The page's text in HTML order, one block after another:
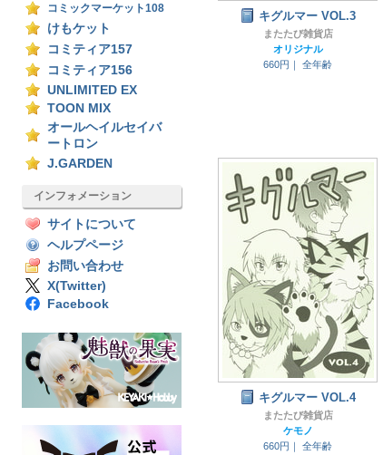
コミックマーケット108
けもケット
コミティア157
コミティア156
UNLIMITED EX
TOON MIX
オールヘイルセイバ
ートロン
J.GARDEN
インフォメーション
サイトについて
ヘルプページ
お問い合わせ
X(Twitter)
Facebook
キグルマー VOL.3
またたび雑貨店
オリジナル
660円｜
全年齢
キグルマー VOL.4
またたび雑貨店
ケモノ
660円｜
全年齢